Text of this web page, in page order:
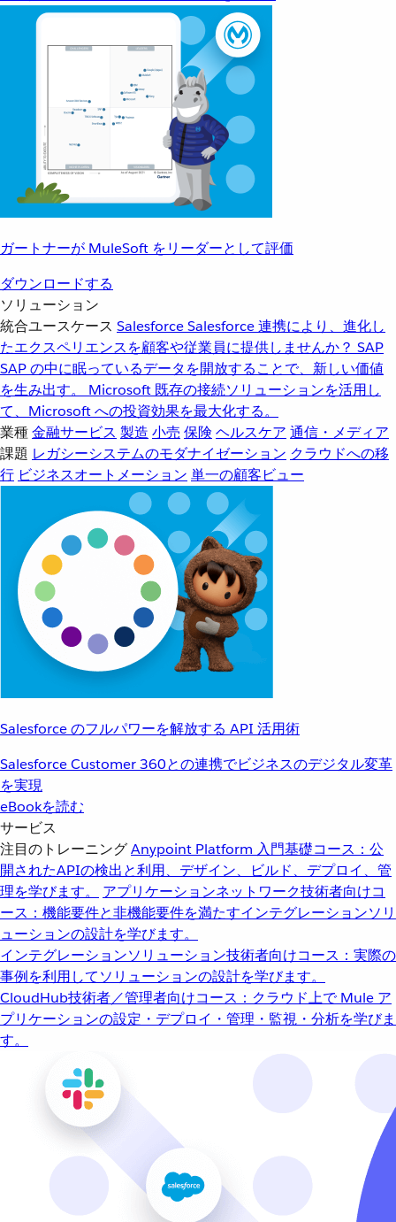
ガートナーが MuleSoft をリーダーとして評価
ダウンロードする
ソリューション
統合ユースケース SalesforceSalesforce 連携により、進化し
たエクスペリエンスを顧客や従業員に提供しませんか？ SAP
SAP の中に眠っているデータを開放することで、新しい価値
を生み出す。
Microsoft 既存の接続ソリューションを活用し
て、Microsoft への投資効果を最大化する。
業種金融サービス 製造 小売 保険 ヘルスケア 通信・メディア
課題 レガシーシステムのモダナイゼーション クラウドへの移
行 ビジネスオートメーション 単一の顧客ビュー
Salesforce のフルパワーを解放する API 活用術
Salesforce Customer 360との連携でビジネスのデジタル変革
を実現
eBookを読む
サービス
注目のトレーニングAnypoint Platform 入門基礎コース：公
開されたAPIの検出と利用、デザイン、ビルド、デプロイ、管
理を学びます。
アプリケーションネットワーク技術者向けコ
ース：機能要件と非機能要件を満たすインテグレーションソリ
ューションの設計を学びます。
インテグレーションソリューション技術者向けコース：実際の
事例を利用してソリューションの設計を学びます。
CloudHub技術者／管理者向けコース：クラウド上で Mule ア
プリケーションの設定・デプロイ・管理・監視・分析を学びま
す。